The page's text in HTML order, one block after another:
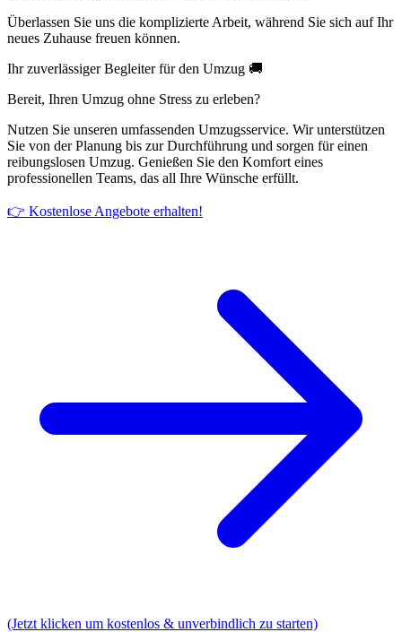
Überlassen Sie uns die komplizierte Arbeit, während Sie sich auf Ihr
neues Zuhause freuen können.
Ihr zuverlässiger Begleiter für den Umzug 🚚
Bereit, Ihren Umzug ohne Stress zu erleben?
Nutzen Sie unseren umfassenden Umzugsservice. Wir unterstützen
Sie von der Planung bis zur Durchführung und sorgen für einen
reibungslosen Umzug. Genießen Sie den Komfort eines
professionellen Teams, das all Ihre Wünsche erfüllt.
👉 Kostenlose Angebote erhalten!
(Jetzt klicken um kostenlos & unverbindlich zu starten)